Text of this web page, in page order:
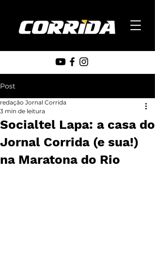
Post
Socialtel Lapa: a casa do
Jornal Corrida (e sua!)
na Maratona do Rio
redação Jornal Corrida
3 min de leitura